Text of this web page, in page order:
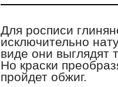
Для росписи
исключительно
виде они выглядят
Но краски
пройдет обжиг.